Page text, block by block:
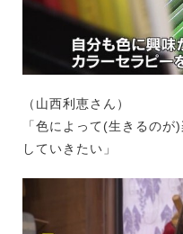
（山西利恵さん）
「色によって(生きるの
していきたい」